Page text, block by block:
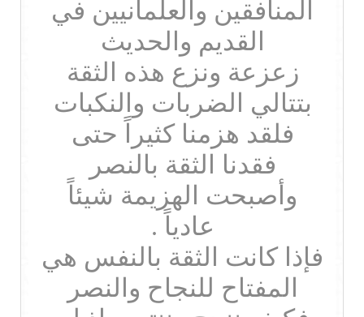
المنافقين والعلمانيين في
القديم والحديث
زعزعة ونزع هذه الثقة
بتتالي الضربات والنكبات
فلقد هزمنا كثيراً حتى
فقدنا الثقة بالنصر
وأصبحت الهزيمة شيئاً
عادياً .
فإذا كانت الثقة بالنفس هي
المفتاح للنجاح والنصر